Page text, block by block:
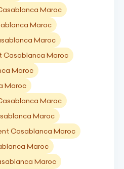
Maroc
Maroc
Maroc
Casablanca Maroc
Maroc
Maroc
Maroc
Maroc
Casablanca Maroc
Maroc
Maroc